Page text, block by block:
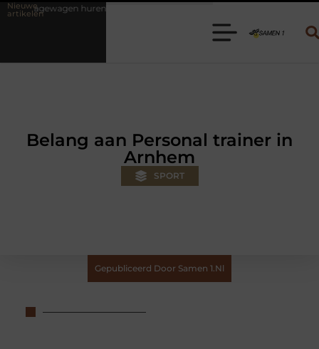
Nieuwe
artikelen
Kies de juiste aanhanger voor jouw klus
Belang aan Personal trainer in
Arnhem
SPORT
Gepubliceerd Door Samen 1.nl